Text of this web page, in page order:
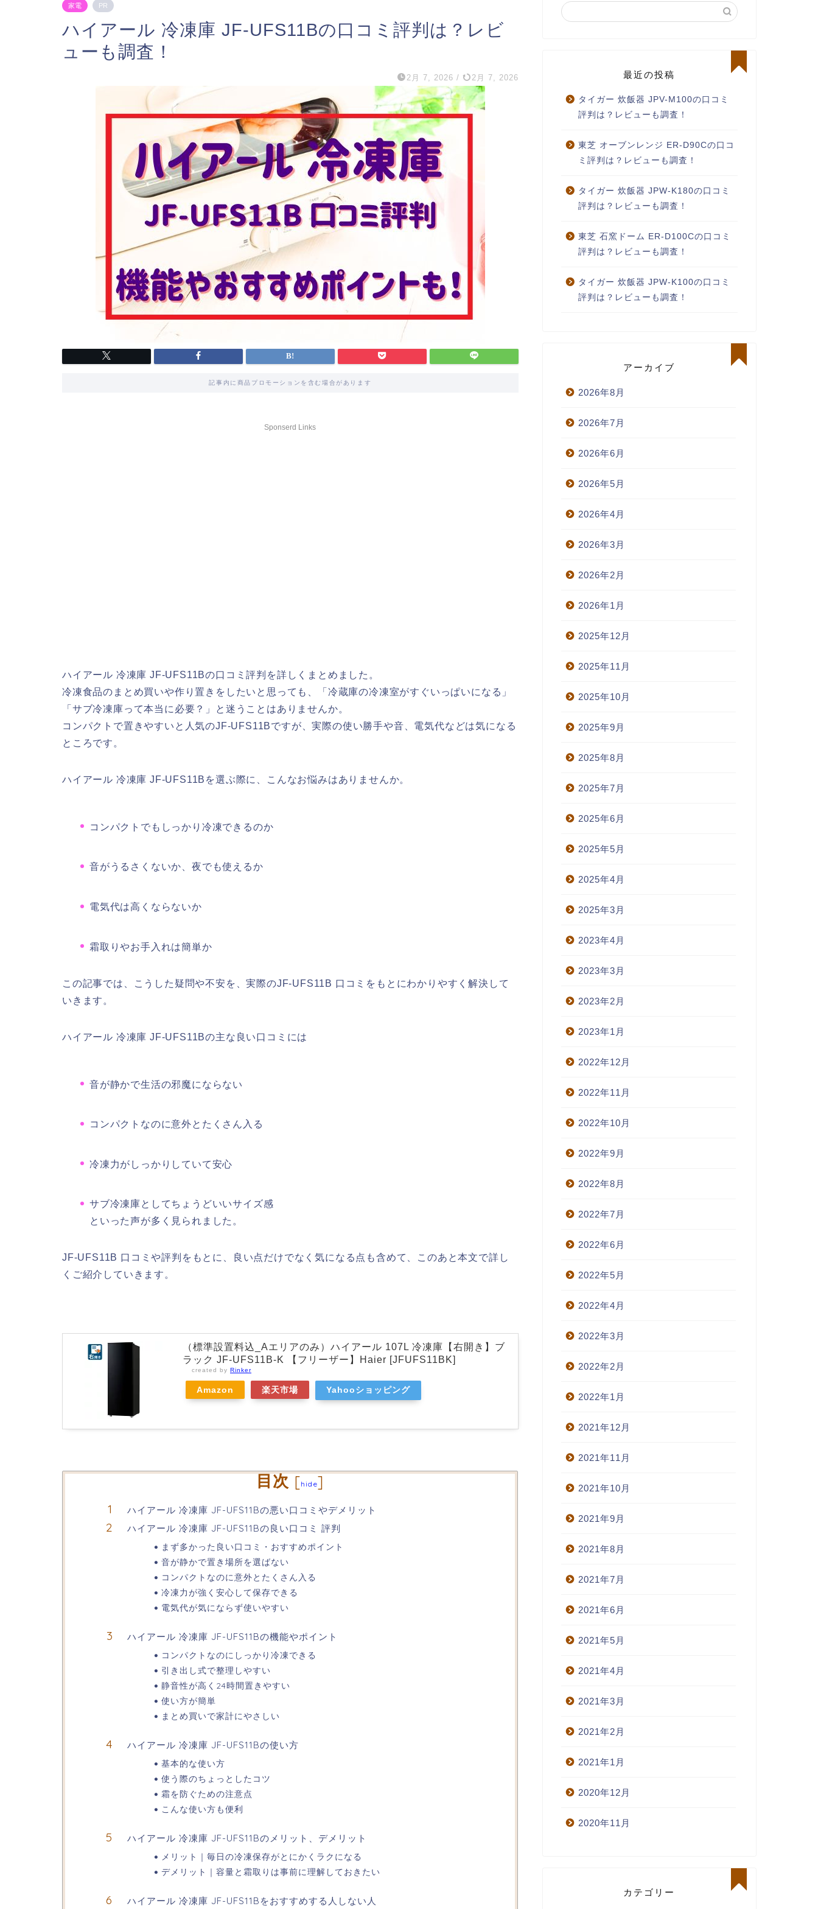
家電 PR
ハイアール 冷凍庫 JF-UFS11Bの口コミ評判は？レビ
ューも調査！
2月 7, 2026 / 2月 7, 2026
記事内に商品プロモーションを含む場合があります
Sponserd Links
ハイアール 冷凍庫 JF-UFS11Bの口コミ評判を詳しくまとめました。
冷凍食品のまとめ買いや作り置きをしたいと思っても、「冷蔵庫の冷凍室がすぐいっぱいになる」
「サブ冷凍庫って本当に必要？」と迷うことはありませんか。
コンパクトで置きやすいと人気のJF-UFS11Bですが、実際の使い勝手や音、電気代などは気になる
ところです。
ハイアール 冷凍庫 JF-UFS11Bを選ぶ際に、こんなお悩みはありませんか。
コンパクトでもしっかり冷凍できるのか
音がうるさくないか、夜でも使えるか
電気代は高くならないか
霜取りやお手入れは簡単か
この記事では、こうした疑問や不安を、実際のJF-UFS11B 口コミをもとにわかりやすく解決して
いきます。
ハイアール 冷凍庫 JF-UFS11Bの主な良い口コミには
音が静かで生活の邪魔にならない
コンパクトなのに意外とたくさん入る
冷凍力がしっかりしていて安心
サブ冷凍庫としてちょうどいいサイズ感
といった声が多く見られました。
JF-UFS11B 口コミや評判をもとに、良い点だけでなく気になる点も含めて、このあと本文で詳し
くご紹介していきます。
（標準設置料込_Aエリアのみ）ハイアール 107L 冷凍庫【右開き】ブ
ラック JF-UFS11B-K 【フリーザー】Haier [JFUFS11BK]
created by Rinker
Amazon 楽天市場 Yahooショッピング
目次 [hide]
ハイアール 冷凍庫 JF-UFS11Bの悪い口コミやデメリット
ハイアール 冷凍庫 JF-UFS11Bの良い口コミ 評判
まず多かった良い口コミ・おすすめポイント
音が静かで置き場所を選ばない
コンパクトなのに意外とたくさん入る
冷凍力が強く安心して保存できる
電気代が気にならず使いやすい
ハイアール 冷凍庫 JF-UFS11Bの機能やポイント
コンパクトなのにしっかり冷凍できる
引き出し式で整理しやすい
静音性が高く24時間置きやすい
使い方が簡単
まとめ買いで家計にやさしい
ハイアール 冷凍庫 JF-UFS11Bの使い方
基本的な使い方
使う際のちょっとしたコツ
霜を防ぐための注意点
こんな使い方も便利
ハイアール 冷凍庫 JF-UFS11Bのメリット、デメリット
メリット｜毎日の冷凍保存がとにかくラクになる
デメリット｜容量と霜取りは事前に理解しておきたい
ハイアール 冷凍庫 JF-UFS11Bをおすすめする人しない人
最近の投稿
タイガー 炊飯器 JPV-M100の口コミ
評判は？レビューも調査！
東芝 オーブンレンジ ER-D90Cの口コ
ミ評判は？レビューも調査！
タイガー 炊飯器 JPW-K180の口コミ
評判は？レビューも調査！
東芝 石窯ドーム ER-D100Cの口コミ
評判は？レビューも調査！
タイガー 炊飯器 JPW-K100の口コミ
評判は？レビューも調査！
アーカイブ
2026年8月
2026年7月
2026年6月
2026年5月
2026年4月
2026年3月
2026年2月
2026年1月
2025年12月
2025年11月
2025年10月
2025年9月
2025年8月
2025年7月
2025年6月
2025年5月
2025年4月
2025年3月
2023年4月
2023年3月
2023年2月
2023年1月
2022年12月
2022年11月
2022年10月
2022年9月
2022年8月
2022年7月
2022年6月
2022年5月
2022年4月
2022年3月
2022年2月
2022年1月
2021年12月
2021年11月
2021年10月
2021年9月
2021年8月
2021年7月
2021年6月
2021年5月
2021年4月
2021年3月
2021年2月
2021年1月
2020年12月
2020年11月
カテゴリー